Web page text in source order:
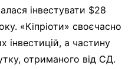
інвестувати $28
«Кіпріоти» своєчасно
інвестицій, а частину
отриманого від СД.